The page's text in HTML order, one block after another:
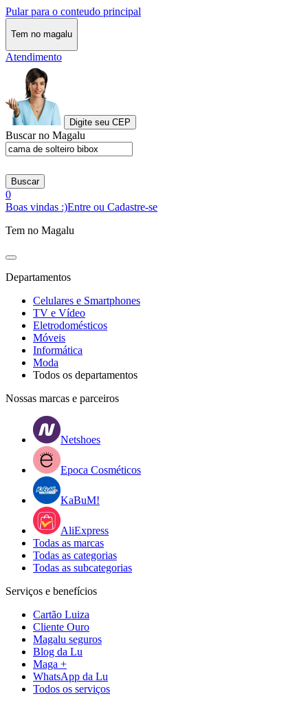
Pular para o conteudo principal
Tem no magalu
Atendimento
Digite seu CEP
Buscar no Magalu
Buscar
0
Boas vindas :)Entre ou Cadastre-se
Tem no Magalu
Departamentos
Celulares e Smartphones
TV e Vídeo
Eletrodomésticos
Móveis
Informática
Moda
Todos os departamentos
Nossas marcas e parceiros
Netshoes
Epoca Cosméticos
KaBuM!
AliExpress
Todas as marcas
Todas as categorias
Todas as subcategorias
Serviços e benefícios
Cartão Luiza
Cliente Ouro
Magalu seguros
Blog da Lu
Maga +
WhatsApp da Lu
Todos os serviços